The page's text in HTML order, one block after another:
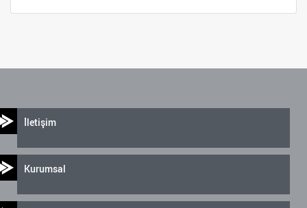
İletişim
Kurumsal